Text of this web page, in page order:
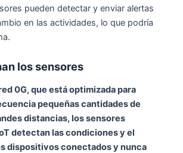
pueden detectar y enviar alertas
en las actividades, lo que podría
los sensores
0G, que está optimizada para
pequeñas cantidades de
distancias, los sensores
detectan las condiciones y el
dispositivos conectados y nunca